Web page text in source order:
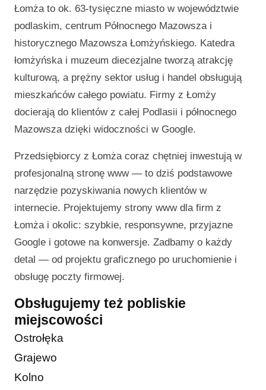
Łomża to ok. 63-tysięczne miasto w województwie
podlaskim, centrum Północnego Mazowsza i
historycznego Mazowsza Łomżyńskiego. Katedra
łomżyńska i muzeum diecezjalne tworzą atrakcję
kulturową, a prężny sektor usług i handel obsługują
mieszkańców całego powiatu. Firmy z Łomży
docierają do klientów z całej Podlasii i północnego
Mazowsza dzięki widoczności w Google.
Przedsiębiorcy z Łomża coraz chętniej inwestują w
profesjonalną stronę www — to dziś podstawowe
narzędzie pozyskiwania nowych klientów w
internecie. Projektujemy strony www dla firm z
Łomża i okolic: szybkie, responsywne, przyjazne
Google i gotowe na konwersje. Zadbamy o każdy
detal — od projektu graficznego po uruchomienie i
obsługę poczty firmowej.
Obsługujemy też pobliskie
miejscowości
Ostrołęka
Grajewo
Kolno